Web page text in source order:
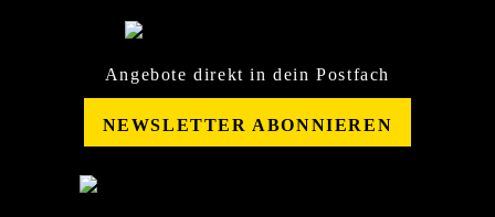
Angebote direkt in dein Postfach
NEWSLETTER ABONNIEREN